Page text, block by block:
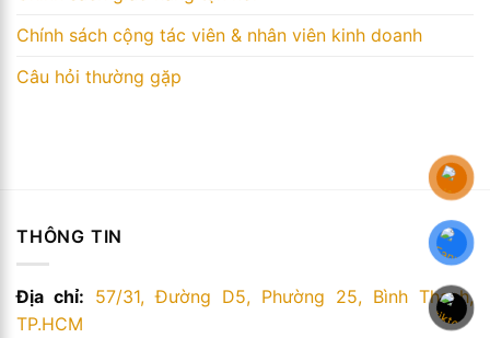
Chính sách cộng tác viên & nhân viên kinh doanh
Câu hỏi thường gặp
THÔNG TIN
Địa chỉ: 57/31, Đường D5, Phường 25, Bình Thạnh,
TP.HCM